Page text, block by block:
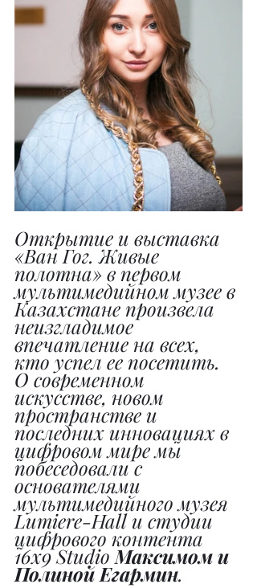
Открытие и выставка
«Ван Гог. Живые
полотна» в первом
мультимедийном музее в
Казахстане произвела
неизгладимое
впечатление на всех,
кто успел ее посетить.
О современном
искусстве, новом
пространстве и
последних инновациях в
цифровом мире мы
побеседовали с
основателями
мультимедийного музея
Lumiere-Hall и студии
цифрового контента
16x9 Studio Максимом и
Полиной Егармин.